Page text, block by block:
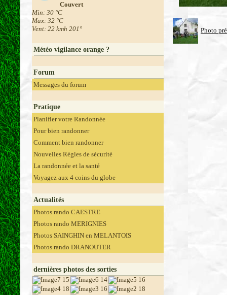
Couvert
Min: 30 °C
Max: 32 °C
Vent: 22 kmh 201°
Météo vigilance orange ?
Forum
Messages du forum
Pratique
Planifier votre Randonnée
Pour bien randonner
Comment bien randonner
Nouvelles Règles de sécurité
La randonnée et la santé
Voyagez aux 4 coins du globe
Actualités
Photos rando CAESTRE
Photos rando MERIGNIES
Photos SAINGHIN en MELANTOIS
Photos rando DRANOUTER
dernières photos des sorties
Photo